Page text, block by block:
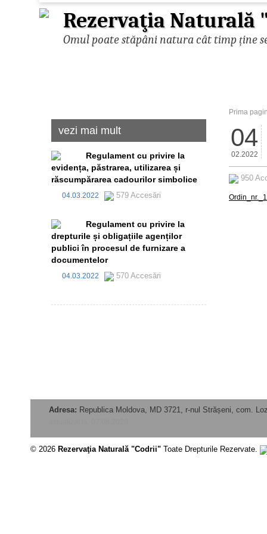
Rezervaţia Naturală
Omul poate stăpâni natura cât timp ține
vezi mai mult
Regulament cu privire la
evidența, păstrarea, utilizarea și
răscumpărarea cadourilor simbolice
04.03.2022 579 Accesări
Regulament cu privire la
drepturile și obligațiile agenților
publici în procesul de furnizare a
documentelor
04.03.2022 570 Accesări
Prima
04
02.2022
950
Adresa: Republica Moldova, MD 3721, r-nul Strășeni, com.
© 2026 Rezervaţia Naturală "Codrii" Toate Drepturile Rezervate.